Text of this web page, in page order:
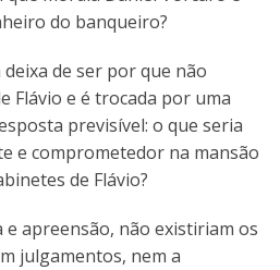
do banqueiro?
de ser por que não
Flávio e é trocada por uma
previsível: o que seria
e comprometedor na mansão
de Flávio?
e apreensão, não existiriam os
julgamentos, nem a